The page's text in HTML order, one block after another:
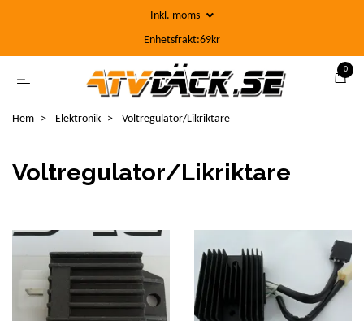
Inkl. moms
Enhetsfrakt:69kr
0
Hem Elektronik Voltregulator/Likriktare
Voltregulator/Likriktare